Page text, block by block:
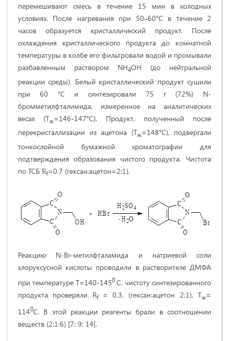
перемешивают смесь в течение 15 мин в холодных
условиях. После нагревания при 50–60°С в течение 2
часов образуется кристаллический продукт. После
охлаждения кристаллического продукта до комнатной
температуры в колбе его фильтровали водой и промывали
разбавленным раствором NH4OH (до нейтральной
реакции среды). Белый кристаллический продукт сушили
при 60 °С и синтезировали 75 г (72%) N-
бромметилфталимида, измеренное на аналитических
весах (Тж=146-147°С). Продукт, полученный после
перекристаллизации из ацетона (Тж=148°С), подвергали
тонкослойной бумажной хроматографии для
подтверждения образования чистого продукта. Чистота
по ТСБ Rf=0,7 (гексан:ацетон=2:1).
Реакцию N-Br-метилфталaмида и натриевой соли
хлоруксусной кислоты проводили в растворителе ДМФА
при температуре Т=140-1450С, чистоту синтезированного
продукта проверяли Rf = 0,3. (гексан:ацетон 2:1), Тж=
1140С. В этой реакции реагенты брали в соотношении
веществ (2:1:6) [7; 9; 14].